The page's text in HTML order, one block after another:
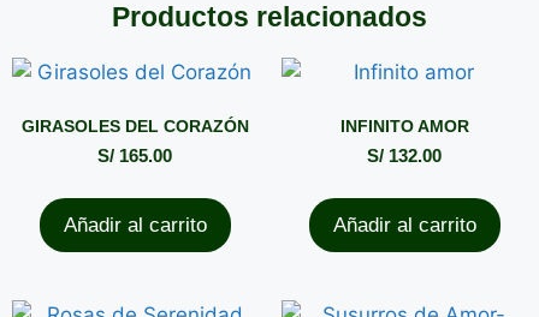
Productos relacionados
GIRASOLES DEL CORAZÓN
S/ 165.00
Añadir al carrito
INFINITO AMOR
S/ 132.00
Añadir al carrito